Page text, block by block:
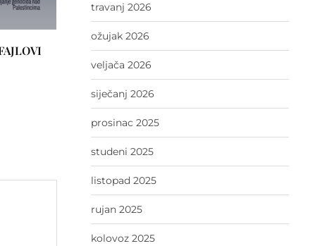
travanj 2026
ožujak 2026
veljača 2026
siječanj 2026
prosinac 2025
studeni 2025
listopad 2025
rujan 2025
kolovoz 2025